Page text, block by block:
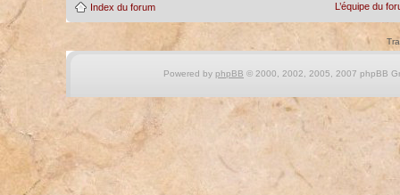
Index du forum L’équipe du
Powered by phpBB © 2000, 2002, 2005, 2007 phpBB